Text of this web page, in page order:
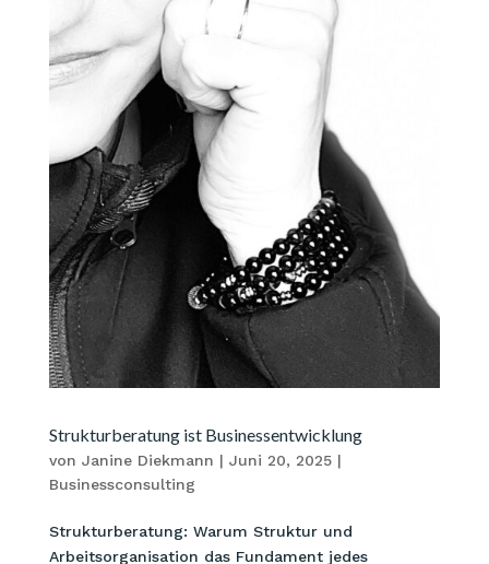
Strukturberatung ist Businessentwicklung
von Janine Diekmann | Juni 20, 2025|
Businessconsulting
Strukturberatung: Warum Struktur und
Arbeitsorganisation das Fundament jedes